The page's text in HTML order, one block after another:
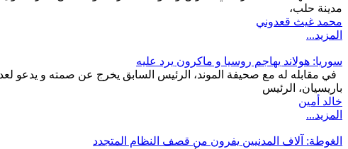
مدينة حلب،
محمد غيث قعدوني
المزيد...
سوريا: هولاند يهاجم روسيا و ماكرون يرد عليه
في مقابله له مع صحيفة الموند، الرئيس السابق يخرج عن صمته و يدعو
باريسيان، الرئيس
خالد أمين
المزيد...
الغوطة: آلاف المدنيين يفرون من قصف النظام المتجدد